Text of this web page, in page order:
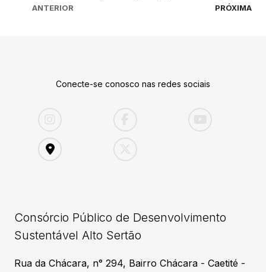
ANTERIOR PRÓXIMA
Conecte-se conosco nas redes sociais
Consórcio Público de Desenvolvimento
Sustentável Alto Sertão
Rua da Chácara, n° 294, Bairro Chácara - Caetité -